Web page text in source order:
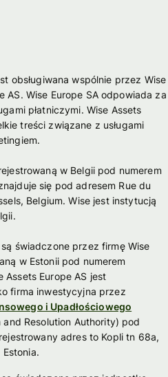
obsługiwana wspólnie przez Wise
AS. Wise Europe SA odpowiada za
płatniczymi. Wise Assets
treści związane z usługami
w Belgii pod numerem
się pod adresem Rue du
Belgium. Wise jest instytucją
świadczone przez firmę Wise
w Estonii pod numerem
Assets Europe AS jest
firma inwestycyjna przez
i Upadłościowego
and Resolution Authority) pod
adres to Kopli tn 68a,
Estonia.